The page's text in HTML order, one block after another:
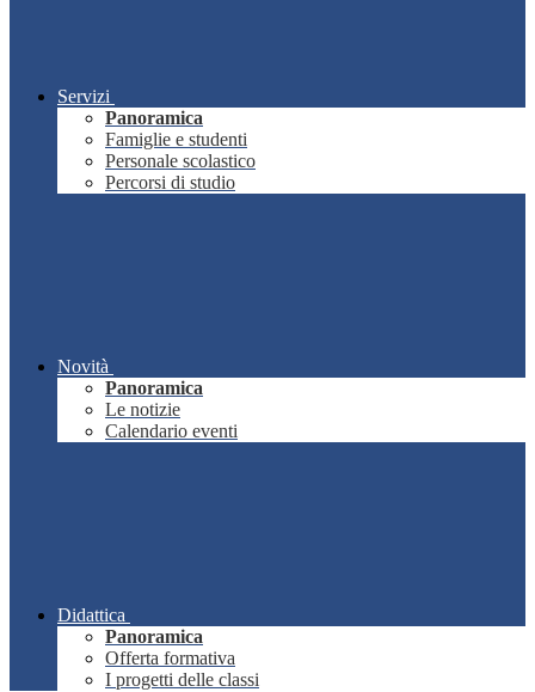
Servizi
Panoramica
Famiglie e studenti
Personale scolastico
Percorsi di studio
Novità
Panoramica
Le notizie
Calendario eventi
Didattica
Panoramica
Offerta formativa
I progetti delle classi